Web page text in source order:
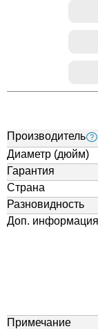
Производитель ?
Диаметр (дюйм)
Гарантия
Страна
Разновидность
Доп. информация
Примечание